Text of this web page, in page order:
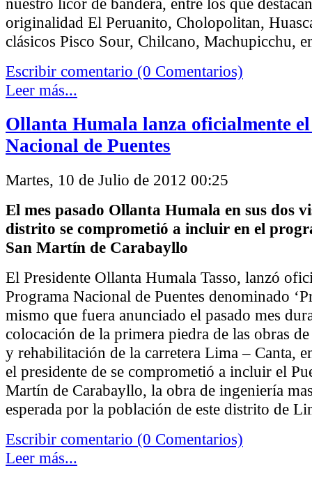
originalidad El Peruanito, Cholopolitan,
clásicos Pisco Sour, Chilcano, Machupicchu,
Escribir comentario (0 Comentarios)
Leer más...
Ollanta Humala lanza oficialmente
Nacional de Puentes
Martes, 10 de Julio de 2012 00:25
El mes pasado Ollanta Humala en sus dos
distrito se comprometió a incluir en el
San Martín de Carabayllo
El Presidente Ollanta Humala Tasso, lanzó
Programa Nacional de Puentes denominado
mismo que fuera anunciado el pasado mes
colocación de la primera piedra de las obras
y rehabilitación de la carretera Lima – Canta,
el presidente de se comprometió a incluir el
Martín de Carabayllo, la obra de ingeniería
esperada por la población de este distrito de
Escribir comentario (0 Comentarios)
Leer más...